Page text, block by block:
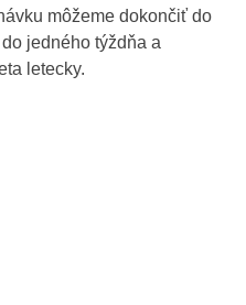
môžeme dokončiť do
jedného týždňa a
letecky.